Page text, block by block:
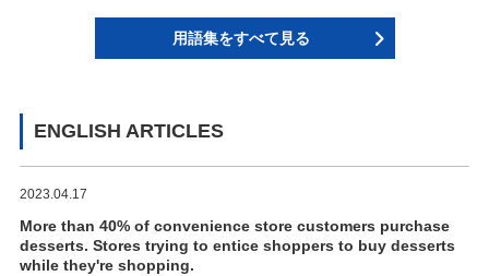
用語集をすべて見る
ENGLISH ARTICLES
2023.04.17
More than 40% of convenience store customers purchase
desserts. Stores trying to entice shoppers to buy desserts
while they're shopping.